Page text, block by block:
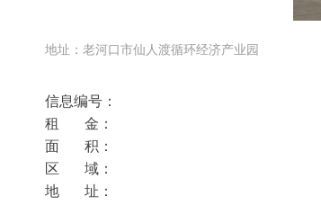
地址：老河口市仙人渡循环经济产业园
信息编号：
租 金：
面 积：
区 域：
地 址：